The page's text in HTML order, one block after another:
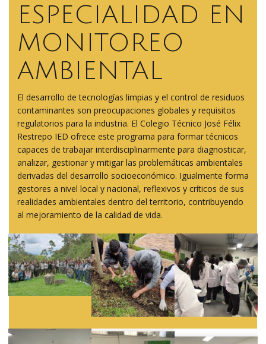
ESPECIALIDAD EN
MONITOREO
AMBIENTAL
El desarrollo de tecnologías limpias y el control de residuos
contaminantes son preocupaciones globales y requisitos
regulatorios para la industria. El Colegio Técnico José Félix
Restrepo IED ofrece este programa para formar técnicos
capaces de trabajar interdisciplinarmente para diagnosticar,
analizar, gestionar y mitigar las problemáticas ambientales
derivadas del desarrollo socioeconómico. Igualmente forma
gestores a nivel local y nacional, reflexivos y críticos de sus
realidades ambientales dentro del territorio, contribuyendo
al mejoramiento de la calidad de vida.